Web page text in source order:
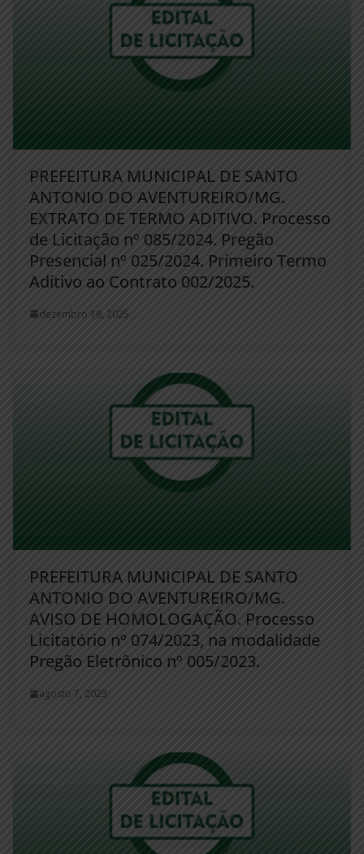
PREFEITURA MUNICIPAL DE SANTO
ANTONIO DO AVENTUREIRO/MG.
EXTRATO DE TERMO ADITIVO. Processo
de Licitação nº 085/2024. Pregão
Presencial nº 025/2024. Primeiro Termo
Aditivo ao Contrato 002/2025.
dezembro 18, 2025
PREFEITURA MUNICIPAL DE SANTO
ANTONIO DO AVENTUREIRO/MG.
AVISO DE HOMOLOGAÇÃO. Processo
Licitatório nº 074/2023, na modalidade
Pregão Eletrônico nº 005/2023.
agosto 7, 2023